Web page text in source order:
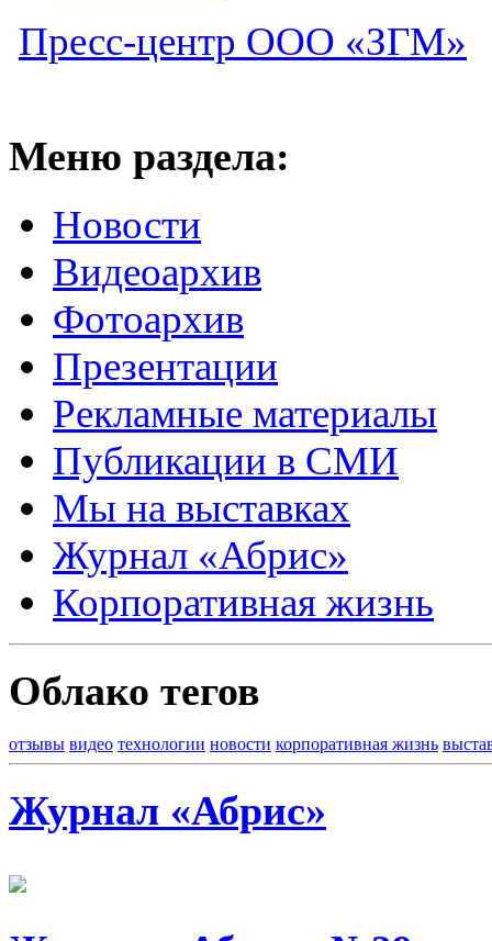
Пресс-центр ООО «ЗГМ»
Меню раздела:
Новости
Видеоархив
Фотоархив
Презентации
Рекламные материалы
Публикации в СМИ
Мы на выставках
Журнал «Абрис»
Корпоративная жизнь
Облако тегов
отзывы видео технологии новости корпоративная жизнь
Журнал «Абрис»